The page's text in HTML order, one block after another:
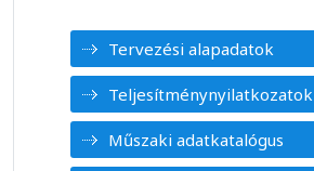
Tervezési alapadatok
Teljesítménynyilatkozatok
Műszaki adatkatalógus